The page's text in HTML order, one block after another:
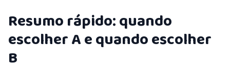
Resumo rápido: quando
escolher A e quando escolher
B